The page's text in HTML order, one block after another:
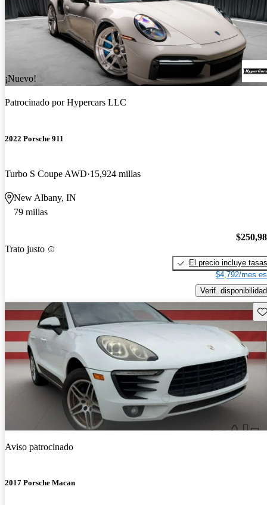
¡Nuevo!
Patrocinado porHypercars LLC
2022 Porsche 911
Turbo S Coupe AWD 15,924 millas
New Albany, IN
79 millas
Trato justo
El precio incluye tasas
$4,792/mes
Verif. disponibilidad
Aviso patrocinado
2017 Porsche Macan